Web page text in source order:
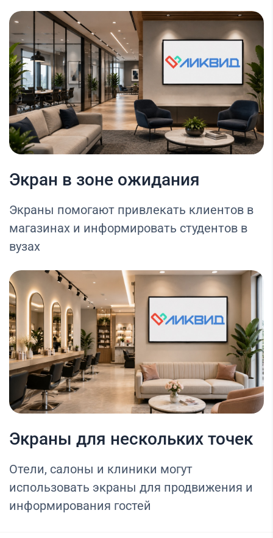
Экран в зоне ожидания
Экраны помогают привлекать клиентов в
магазинах и информировать студентов в
вузах
Экраны для нескольких точек
Отели, салоны и клиники могут
использовать экраны для продвижения и
информирования гостей